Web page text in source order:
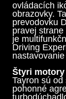
ovládacích
obrazovky.
prevodovku
pravej
je
Driving
Štyri motory
Tayron sú
pohonné